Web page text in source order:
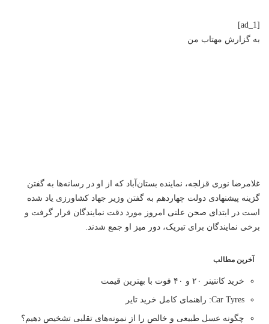
[ad_1]
به گزارش مهتاب من
غلامرضا نوری قزلجه، ‌نماینده بستان‌آباد که از او در رسانه‌ها به گفتن
گزینه پیشنهادی دولت چهاردهم به گفتن وزیر جهاد کشاورزی یاد شده
است در ابتدای صحن علنی امروز مورد دقت نمایندگان قرار گرفت و
برخی نمایندگان برای تبریک، دور میز او جمع شدند.
آخرین مطالب
خرید کانتینر ۲۰ و ۴۰ فوت با بهترین قیمت
Car Tyres: راهنمای کامل خرید تایر
چگونه عسل طبیعی و خالص را از نمونه‌های تقلبی تشخیص دهیم؟